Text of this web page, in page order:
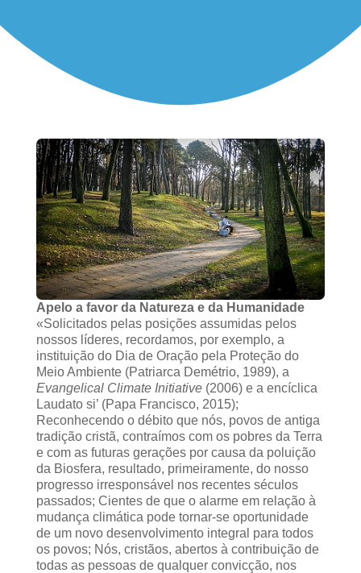
Apelo a favor da Natureza e da Humanidade
«Solicitados pelas posições assumidas pelos
nossos líderes, recordamos, por exemplo, a
instituição do Dia de Oração pela Proteção do
Meio Ambiente (Patriarca Demétrio, 1989), a
Evangelical Climate Initiative(2006) e a encíclica
Laudato si’ (Papa Francisco, 2015);
Reconhecendo o débito que nós, povos de antiga
tradição cristã, contraímos com os pobres da Terra
e com as futuras gerações por causa da poluição
da Biosfera, resultado, primeiramente, do nosso
progresso irresponsável nos recentes séculos
passados; Cientes de que o alarme em relação à
mudança climática pode tornar-se oportunidade
de um novo desenvolvimento integral para todos
os povos; Nós, cristãos, abertos à contribuição de
todas as pessoas de qualquer convicção, nos